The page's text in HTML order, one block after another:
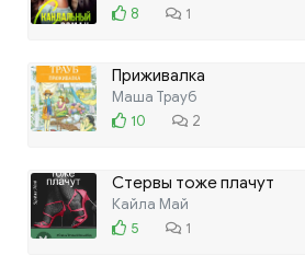
8
1
Приживалка
Маша Трауб
10
2
Стервы тоже плачут
Кайла Май
5
1